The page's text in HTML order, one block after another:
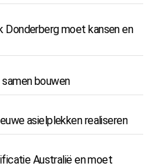
Donderberg moet kansen en
bouwen
asielplekken realiseren
Australië en moet